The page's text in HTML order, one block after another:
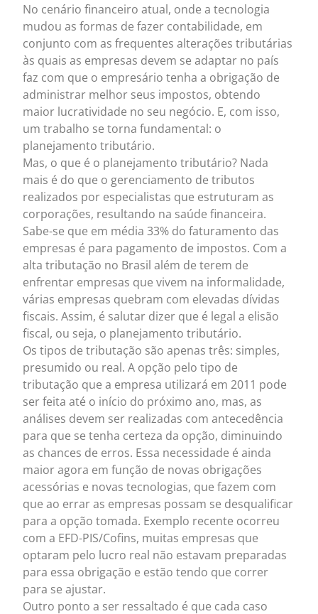
No cenário financeiro atual, onde a tecnologia
mudou as formas de fazer contabilidade, em
conjunto com as frequentes alterações tributárias
às quais as empresas devem se adaptar no país
faz com que o empresário tenha a obrigação de
administrar melhor seus impostos, obtendo
maior lucratividade no seu negócio. E, com isso,
um trabalho se torna fundamental: o
planejamento tributário.
Mas, o que é o planejamento tributário? Nada
mais é do que o gerenciamento de tributos
realizados por especialistas que estruturam as
corporações, resultando na saúde financeira.
Sabe-se que em média 33% do faturamento das
empresas é para pagamento de impostos. Com a
alta tributação no Brasil além de terem de
enfrentar empresas que vivem na informalidade,
várias empresas quebram com elevadas dívidas
fiscais. Assim, é salutar dizer que é legal a elisão
fiscal, ou seja, o planejamento tributário.
Os tipos de tributação são apenas três: simples,
presumido ou real. A opção pelo tipo de
tributação que a empresa utilizará em 2011 pode
ser feita até o início do próximo ano, mas, as
análises devem ser realizadas com antecedência
para que se tenha certeza da opção, diminuindo
as chances de erros. Essa necessidade é ainda
maior agora em função de novas obrigações
acessórias e novas tecnologias, que fazem com
que ao errar as empresas possam se desqualificar
para a opção tomada. Exemplo recente ocorreu
com a EFD-PIS/Cofins, muitas empresas que
optaram pelo lucro real não estavam preparadas
para essa obrigação e estão tendo que correr
para se ajustar.
Outro ponto a ser ressaltado é que cada caso